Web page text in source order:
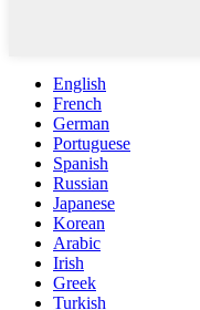
English
French
German
Portuguese
Spanish
Russian
Japanese
Korean
Arabic
Irish
Greek
Turkish